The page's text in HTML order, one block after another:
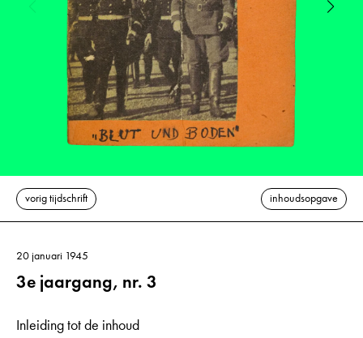
vorig tijdschrift inhoudsopgave
20 januari 1945
3e jaargang, nr. 3
Inleiding tot de inhoud